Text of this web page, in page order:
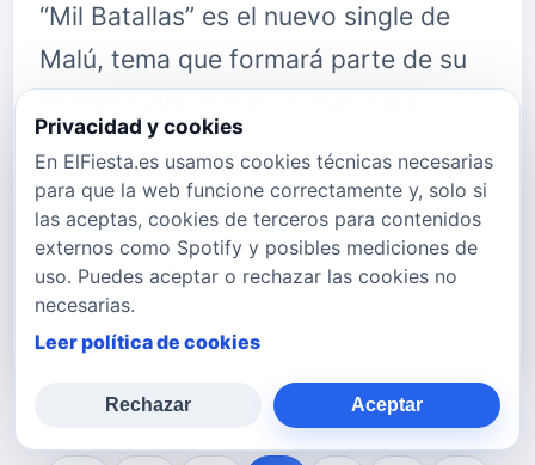
“Mil Batallas” es el nuevo single de
Malú, tema que formará parte de su
de octubre. Puedes compra "Mil
Batallas" en este enlace
Multiplataforma. Sigue a Malú en: Su
Web oficial&nbsp;www.maluweb.com
Su ac…
Privacidad y cookies
En ElFiesta.es usamos cookies técnicas necesarias
para que la web funcione correctamente y, solo si
las aceptas, cookies de terceros para contenidos
externos como Spotify y posibles mediciones de
uso. Puedes aceptar o rechazar las cookies no
necesarias.
Leer política de cookies
Rechazar Aceptar